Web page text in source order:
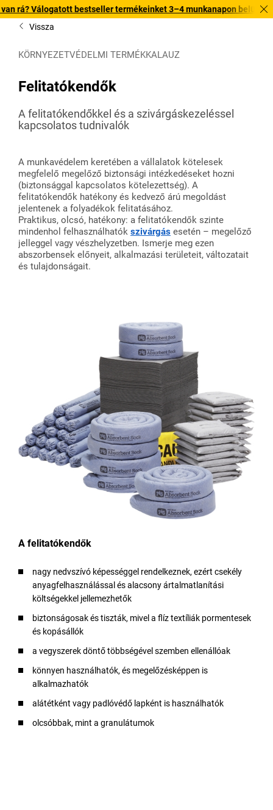
termékeinket 3–4 munkanapon belül kiszállítjuk. Fedezze
Vissza
KÖRNYEZETVÉDELMI TERMÉKKALAUZ
Felitatókendők
A felitatókendőkkel és a szivárgáskezeléssel
kapcsolatos tudnivalók
A munkavédelem keretében a vállalatok kötelesek
megfelelő megelőző biztonsági intézkedéseket hozni
(biztonsággal kapcsolatos kötelezettség). A
felitatókendők hatékony és kedvező árú megoldást
jelentenek a folyadékok felitatásához.
Praktikus, olcsó, hatékony: a felitatókendők szinte
mindenhol felhasználhatók szivárgás esetén – megelőző
jelleggel vagy vészhelyzetben. Ismerje meg ezen
abszorbensek előnyeit, alkalmazási területeit, változatait
és tulajdonságait.
A felitatókendők
nagy nedvszívó képességgel rendelkeznek, ezért csekély
anyagfelhasználással és alacsony ártalmatlanítási
költségekkel jellemezhetők
biztonságosak és tiszták, mivel a flíz textíliák pormentesek
és kopásállók
a vegyszerek döntő többségével szemben ellenállóak
könnyen használhatók, és megelőzésképpen is
alkalmazhatók
alátétként vagy padlóvédő lapként is használhatók
olcsóbbak, mint a granulátumok